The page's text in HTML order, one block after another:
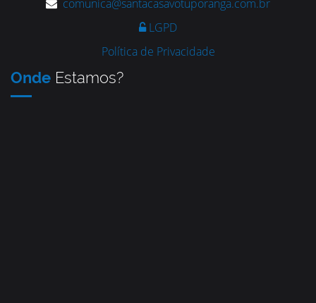
comunica@santacasavotuporanga.com.br
LGPD
Política de Privacidade
Onde Estamos?